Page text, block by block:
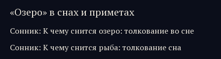
«Озеро» в снах и приметах
Сонник: К чему снится озеро: толкование во сне
Сонник: К чему снится рыба: толкование сна